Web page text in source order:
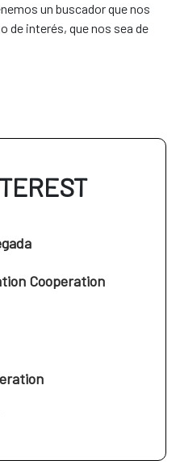
un buscador que nos
de interés, que nos sea de
Cooperation